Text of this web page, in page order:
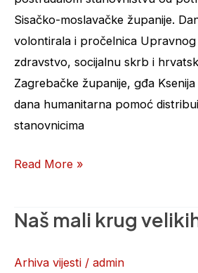
Sisačko-moslavačke županije.
volontirala i pročelnica Upravnog
zdravstvo, socijalnu skrb i
Zagrebačke županije, gđa
dana humanitarna pomoć
stanovnicima
Read More »
Naš mali krug
Arhiva vijesti / admin
Naš
krug